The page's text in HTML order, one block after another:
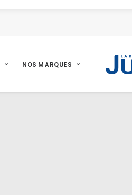
NOS MARQUES